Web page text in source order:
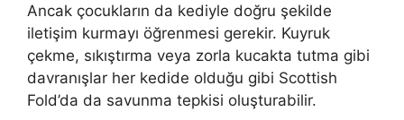
Ancak çocukların da kediyle doğru şekilde
iletişim kurmayı öğrenmesi gerekir. Kuyruk
çekme, sıkıştırma veya zorla kucakta tutma gibi
davranışlar her kedide olduğu gibi Scottish
Fold’da da savunma tepkisi oluşturabilir.